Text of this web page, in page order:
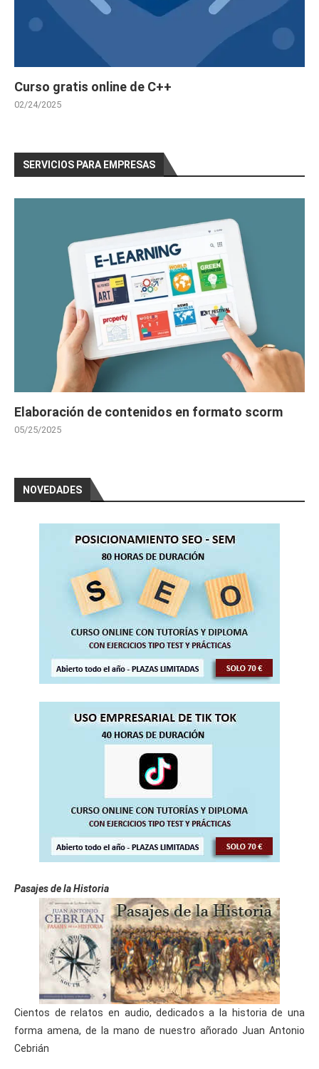
Curso gratis online de C++
02/24/2025
SERVICIOS PARA EMPRESAS
Elaboración de contenidos en formato scorm
05/25/2025
NOVEDADES
Pasajes de la Historia
Cientos de relatos en audio, dedicados a la historia de una
forma amena, de la mano de nuestro añorado Juan Antonio
Cebrián